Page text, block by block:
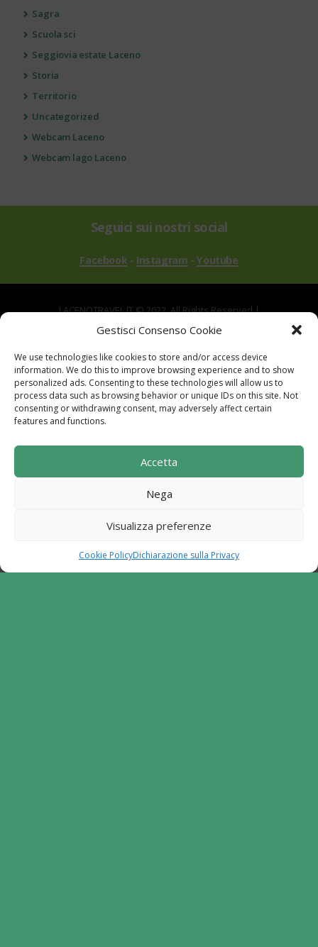
Gestisci Consenso Cookie
We use technologies like cookies to store and/or access device
information. We do this to improve browsing experience and to show
personalized ads. Consenting to these technologies will allow us to
process data such as browsing behavior or unique IDs on this site. Not
consenting or withdrawing consent, may adversely affect certain
features and functions.
Accetta
Nega
Visualizza preferenze
Cookie PolicyDichiarazione sulla Privacy
Sagra
Scuola sci
Seggiovia estate Laceno
Storia
Territorio
Uncategorized
Webcam Laceno
Webcam lago Laceno
Seguici sui nostri social
Facebook - Instagram -Youtube
LACENOTRAVEL.IT © 2022. All Rights Reserved |
via Alle Mandrie, 83043 Bagnoli Irpino AV | P.IVA
Powered byTreeWeb|Privacy| Cookie |
Contatti |Mappa del Sito
Sito realizzato con i fondi del "Gruppo di Azione
Locale I Sentieri del Buon Vivere s.c. a r.l.".
Programma di Sviluppo Rurale per la Campania
2014-2020. Misura 19 - Sviluppo Locale di tipo
6.2.1. Aiuto all'avviamento d'impresa per attività